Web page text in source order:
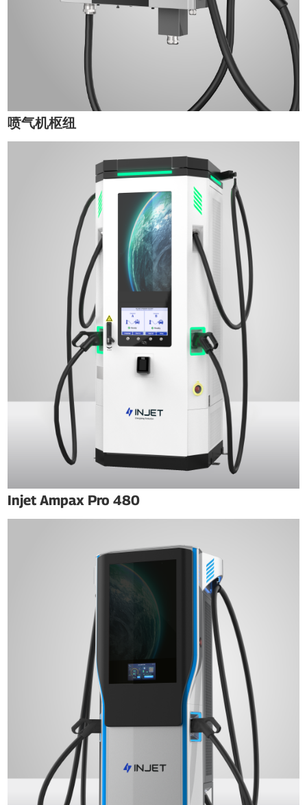
喷气机枢纽
Injet Ampax Pro 480